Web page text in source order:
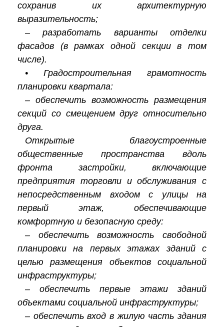
сохранив их архитектурную
выразительность;
– разработать варианты отделки
фасадов (в рамках одной секции в том
числе).
• Градостроительная грамотность
планировки квартала:
– обеспечить возможность размещения
секций со смещением друг относительно
друга.
Открытые благоустроенные
общественные пространства вдоль
фронта застройки, включающие
предприятия торговли и обслуживания с
непосредственным входом с улицы на
первый этаж, обеспечивающие
комфортную и безопасную среду:
– обеспечить возможность свободной
планировки на первых этажах зданий с
целью размещения объектов социальной
инфраструктуры;
– обеспечить первые этажи зданий
объектами социальной инфраструктуры;
– обеспечить вход в жилую часть здания